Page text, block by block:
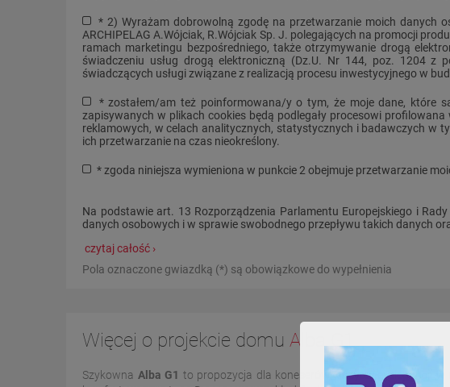
* 2) Wyrażam dobrowolną zgodę na przetwarzanie moich danych
ARCHIPELAG A.Wójciak, R.Wójciak Sp. J. polegających na promocji
ramach marketingu bezpośredniego, także otrzymywanie drogą
świadczeniu usług drogą elektroniczną (Dz.U. Nr 144, poz. 1204 z
świadczących usługi związane z realizacją procesu inwestycyjnego w
* zostałem/am też poinformowana/y o tym, że moje dane, które
zapisywanych w plikach cookies będą podlegały procesowi
reklamowych, w celach analitycznych, statystycznych i badawczych w
ich przetwarzanie na czas nieokreślony.
* zgoda niniejsza wymieniona w punkcie 2 obejmuje przetwarzanie
Na podstawie art. 13 Rozporządzenia Parlamentu Europejskiego i
danych osobowych i w sprawie swobodnego przepływu takich danych
czytaj całość ›
Pola oznaczone gwiazdką (*) są obowiązkowe do wypełnienia
Więcej o projekcie domu Alba G1
Szykowna Alba G1 to propozycja dla koneserów klasycznej elegancji